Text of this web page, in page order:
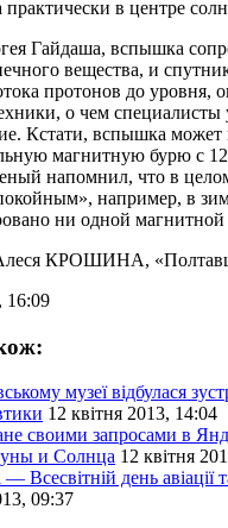
практически в центре
Гайдаша, вспышка
вещества, и
протонов до уровня,
о чем
Кстати, вспышка может
магнитную бурю с
напомнил, что в
например, в
ни одной магнитной
КРОШИНА,
16:09
музеї відбулася
12 квітня 2013, 14:04
своими запросами в
и Солнца 12 квітня
— Всесвітній день авіації
09:37